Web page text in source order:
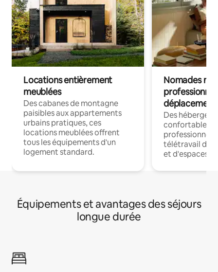
Locations entièrement
meublées
Des cabanes de montagne
paisibles aux appartements
urbains pratiques, ces
locations meublées offrent
tous les équipements d'un
logement standard.
Nomades
déplacement
Des
confortables
professionnels
télétravail
et d'espaces
Équipements et avantages des séjours
longue durée